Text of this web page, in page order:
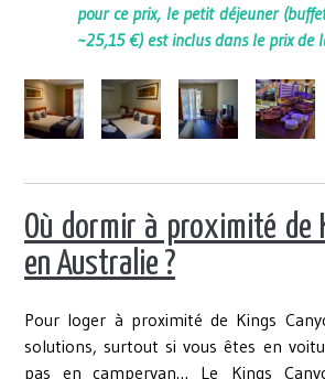
pour ce prix, le petit déjeuner
~25,15 €) est inclus dans le prix de
Où dormir à proximité de
en Australie ?
Pour loger à proximité de Kings
solutions, surtout si vous êtes en
pas en campervan… Le Kings